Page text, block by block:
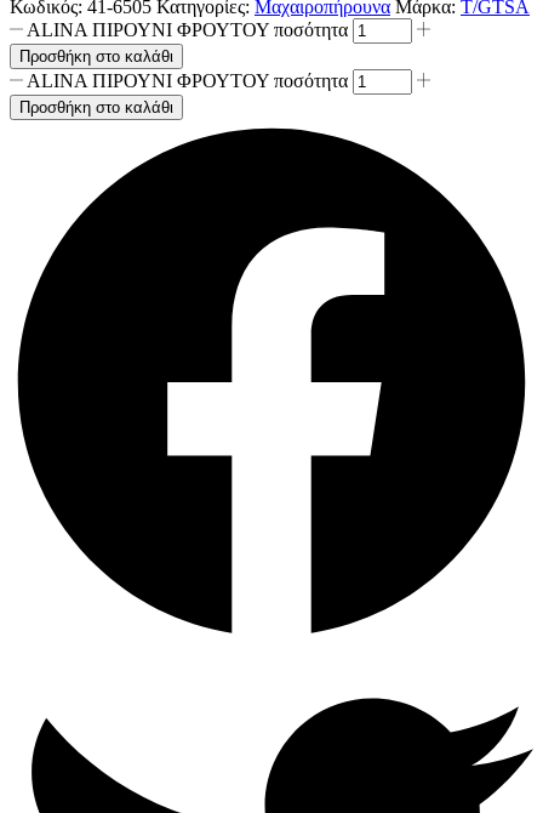
Κωδικός: 41-6505 Κατηγορίες: Μαχαιροπήρουνα Μάρκα: Τ/GTSA
ALINA ΠΙΡΟΥΝΙ ΦΡΟΥΤΟΥ ποσότητα
Προσθήκη στο καλάθι
ALINA ΠΙΡΟΥΝΙ ΦΡΟΥΤΟΥ ποσότητα
Προσθήκη στο καλάθι